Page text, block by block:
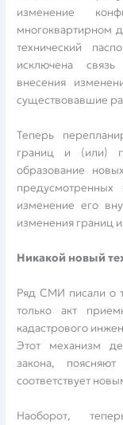
изменение
многоквартирном
технический
исключена
внесения
существовавшие
Теперь
границ и (или)
образование
изменение его
изменения границ
Никакой новый
Ряд СМИ писали о
только акт
кадастрового
Этот механизм
закона,
соответствует
Наоборот,